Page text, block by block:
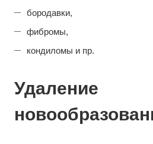
бородавки,
фибромы,
кондиломы и пр.
Удаление